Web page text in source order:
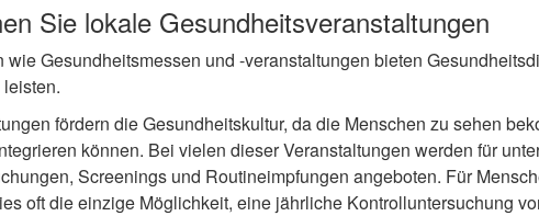
Sie lokale Gesundheitsveranstaltungen
wie Gesundheitsmessen und -veranstaltungen bieten
fördern die Gesundheitskultur, da die Menschen zu sehen
können. Bei vielen dieser Veranstaltungen werden für
Screenings und Routineimpfungen angeboten. Für
oft die einzige Möglichkeit, eine jährliche Kontrolluntersuchung